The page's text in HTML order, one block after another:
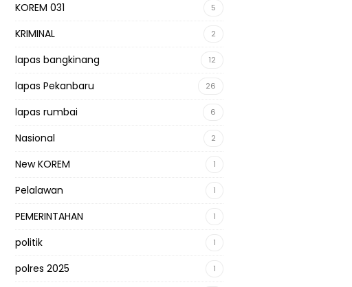
KOREM 031 5
KRIMINAL 2
lapas bangkinang 12
lapas Pekanbaru 26
lapas rumbai 6
Nasional 2
New KOREM 1
Pelalawan 1
PEMERINTAHAN 1
politik 1
polres 2025 1